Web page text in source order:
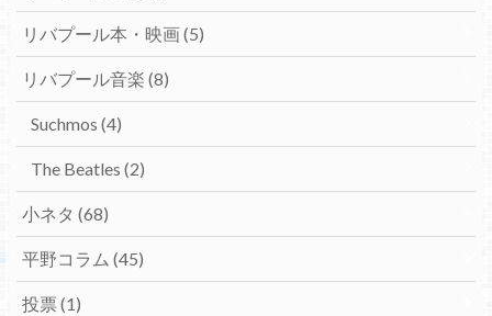
リバプール本・映画(5)
リバプール音楽 (8)
Suchmos (4)
The Beatles (2)
小ネタ (68)
平野コラム (45)
投票 (1)